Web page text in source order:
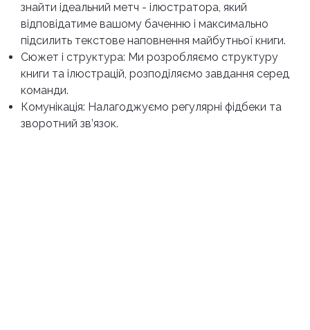
знайти ідеальний метч - ілюстратора, який
відповідатиме вашому баченню і максимально
підсилить текстове наповнення майбутньої книги.
Сюжет і структура: Ми розробляємо структуру
книги та ілюстрацій, розподіляємо завдання серед
команди.
Комунікація: Налагоджуємо регулярні фідбеки та
зворотний зв’язок.